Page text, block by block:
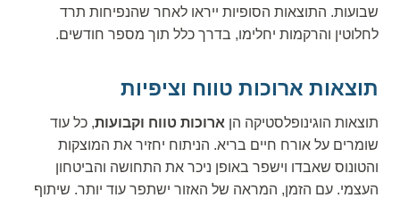
שבועות. התוצאות הסופיות ייראו לאחר שהנפיחות תרד
לחלוטין והרקמות יחלימו, בדרך כלל תוך מספר חודשים.
תוצאות ארוכות טווח וציפיות
תוצאות הוגינופלסטיקה הן ארוכות טווח וקבועות, כל עוד
שומרים על אורח חיים בריא. הניתוח יחזיר את המוצקות
והטונוס שאבדו וישפר באופן ניכר את התחושה והביטחון
העצמי. עם הזמן, המראה של האזור ישתפר עוד יותר. שיתוף